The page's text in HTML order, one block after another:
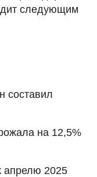
следующим
составил
на 12,5%
апрелю 2025